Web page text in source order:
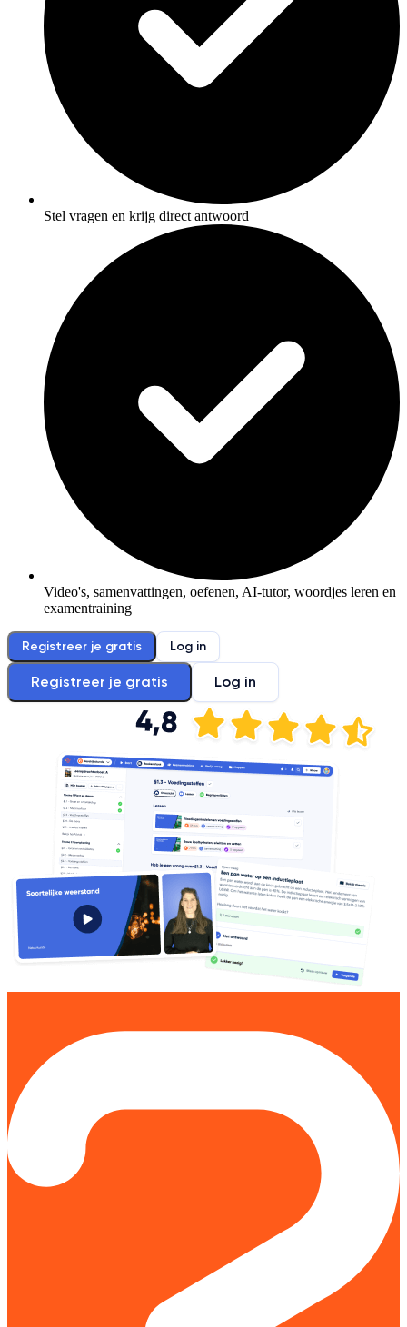
Stel vragen en krijg direct antwoord
Video's, samenvattingen, oefenen, AI-tutor, woordjes leren en
examentraining
Registreer je gratis Log in
Registreer je gratis Log in